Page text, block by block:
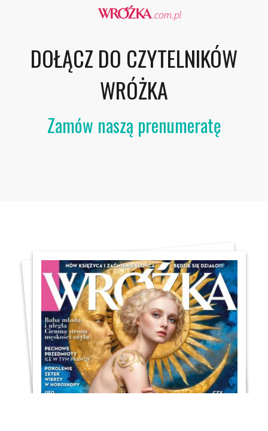
DOŁĄCZ DO CZYTELNIKÓW
WRÓŻKA
Zamów naszą prenumeratę